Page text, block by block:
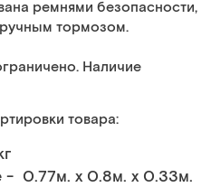
ремнями безопасности,
тормозом.
Наличие
товара:
- 0.77м. x 0.8м. x 0.33м.